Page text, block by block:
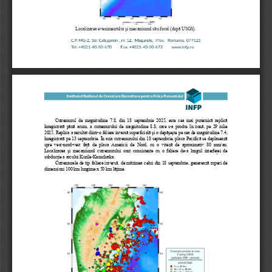
Localizarea evenimentului şi mecanismul său focal (după USGS).
Cutremurul  de  magnitudine  7.8,  din  18  septembrie  2025,  este  cea  mai  puternică  replică
ȋnregistrată până acum, a cutremurului de magnitudine 8.8, care s-a produs ȋn zonă, pe 29 iulie
2025. Replica a rezultat dintr-o faliere inversă superficială şi o depăşeşte pe cea de magnitudine 7.4,
ȋnregistrată pe 13 septembrie. În aria cutremurului din 18 septembrie, placa Pacifică se deplasează
spre  vest-nord-vest  față  de  placa  Americii  de  Nord,  cu  o  viteză  de  aproximativ  80  mm/an.
Localizarea  și  mecanismul  cutremurului  sunt  consistente  cu  o  faliere  de-a  lungul  interfeței  de
subducție a arcului Kurile-Kamchatka.
Cutremurele de tip faliere inversă, de mărimea celui din 18 septembrie, generează ruperi de
dimensiuni 100 km lungime x 50 km lăţime.